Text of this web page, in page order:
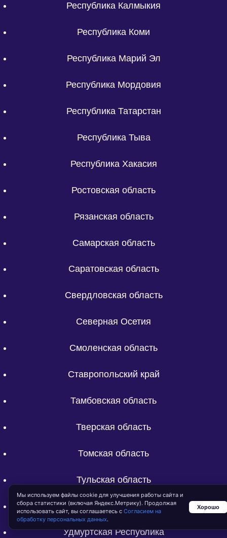
Мы используем файлы cookie для улучшения работы сайта и
сбора статистики (включая Яндекс.Метрику). Продолжая
использовать сайт, вы соглашаетесь с Согласием на
обработку персональных данных.
Хорошо
Республика Калмыкия
Республика Коми
Республика Марий Эл
Республика Мордовия
Республика Татарстан
Республика Тыва
Республика Хакасия
Ростовская область
Рязанская область
Самарская область
Саратовская область
Свердловская область
Северная Осетия
Смоленская область
Ставропольский край
Тамбовская область
Тверская область
Томская область
Тульская область
Тюменская область
Удмуртская Республика